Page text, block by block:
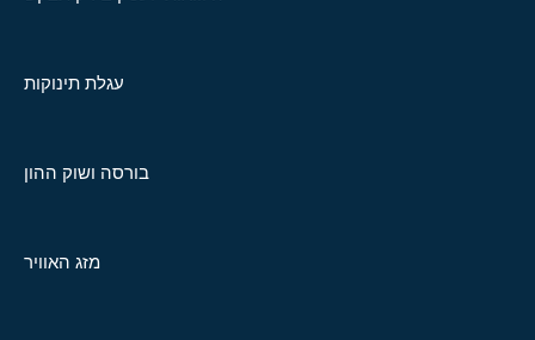
עגלת תינוקות
בורסה ושוק ההון
מזג האוויר